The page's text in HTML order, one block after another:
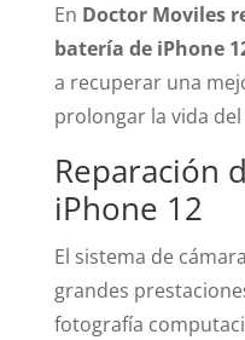
En Doctor Moviles
batería de iPhone
a recuperar una
prolongar la vida
Reparación
iPhone 12
El sistema de
grandes
fotografía